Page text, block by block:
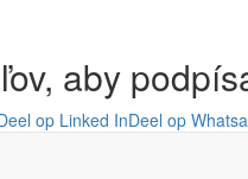
aby
op Linked InDeel op